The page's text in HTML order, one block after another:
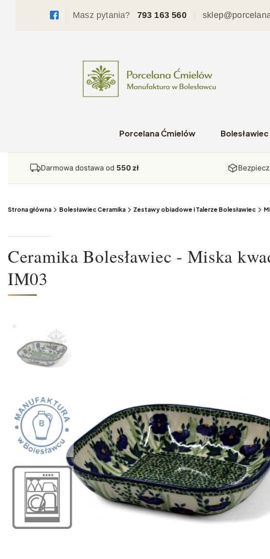
Masz pytania? 793 163 560
Porcelana Ćmielów
Darmowa dostawa od 550 zł
Strona główna Bolesławiec Ceramika Zestawy obiadowe i Talerze Bolesławiec
Ceramika Bolesławiec - Miska
IM03